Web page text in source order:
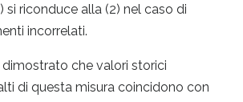
si riconduce alla (2) nel caso di
incorrelati.
dimostrato che valori storici
di questa misura coincidono con